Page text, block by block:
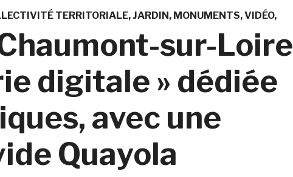
TERRITORIALE JARDIN MONUMENTS VIDÉO
sur-Loire
digitale » dédiée
avec une
Quayola